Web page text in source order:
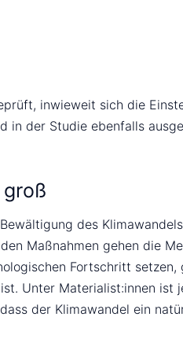
inwieweit sich die
der Studie ebenfalls
des
Maßnahmen gehen die
Fortschritt
Unter Materialist:innen ist
der Klimawandel ein